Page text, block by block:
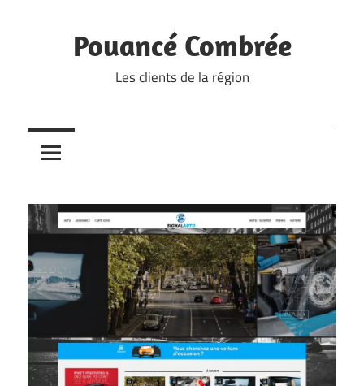
Pouancé Combrée
Les clients de la région